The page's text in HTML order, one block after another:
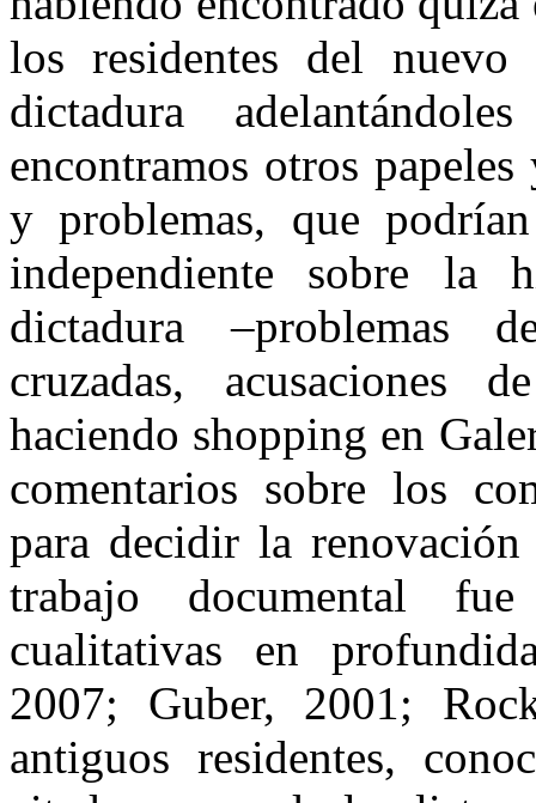
los residentes del
dictadura
encontramos otros
y problemas, que
independiente sobre la
dictadura –problemas
cruzadas, acusaciones
haciendo shopping en
comentarios sobre los
para decidir la
trabajo documental
cualitativas en
2007; Guber, 2001;
antiguos residentes,